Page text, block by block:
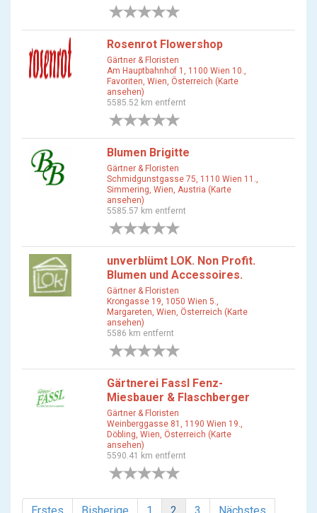
Rosenrot Flowershop
Gärtner & Floristen
Am Hauptbahnhof 1, 1100 Wien 10.,
Favoriten, Wien, Österreich (Karte
ansehen)
5585.52 km entfernt
Blumen Brigitte
Gärtner & Floristen
Schmidgunstgasse 75, 1110 Wien 11.,
Simmering, Wien, Austria (Karte
ansehen)
5585.57 km entfernt
unverblümt LOK. Non Profit.
Blumen und Accessoires.
Gärtner & Floristen
Krongasse 19, 1050 Wien 5.,
Margareten, Wien, Österreich (Karte
ansehen)
5586 km entfernt
Gärtnerei Fassl Fenz-
Miesbauer & Flaschberger
Gärtner & Floristen
Weinberggasse 81, 1190 Wien 19.,
Döbling, Wien, Österreich (Karte
ansehen)
5590.41 km entfernt